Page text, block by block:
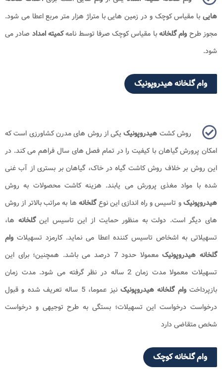
هایی با مقیاس کوچک و در زمین هایی با متراژ هزار متر مربع اعطا می شود.
مجوز طرح وام گلخانهبا مقیاس کوچک صرفا توسط نامهکمیته امداد صادر می
شود.
وام گلخانه هیدروپونیک
روش کشت هیدروپونیک یکی از روش های مدرن کشاورزی است که
امکان پرورش گیاهان با کیفیت را در تمام فصل ‌های سال فراهم می کند. در
این روش بر خلاف روش کاشت گیاه در خاک، گیاهان بر بستری از آب غنی
شده با مواد مغذی پرورش می ‌یابند. هزینه کاشت محصولات به روش
هیدروپونیکو تاسیس و راه اندازی این نوعگلخانه ها به مراتب بالاتر از روش
های دیگر است. دولت به منظور حمایت از این تاسیس اینگلخانه ها،
تسهیلاتی به اشخاص تاسیس کننده اعطا می نماید. کارمزد تسهیلات وام
گلخانه هیدروپونیک
معمولا حدود 7 درصد می باشد. همچنین؛ برای این
تسهیلات معمولا مدت زمان 2 ساله در نظر گرفته می شود. مدت زمان
بازپرداختوام گلخانه هیدروپونیک
نیز عموما، 5 ساله تعریف شده و قبول
درخواست درخواست این تسهیلات؛ بستگی به طرح توجیهی و درخواست
شخص متقاضی دارد
وام گلخانه کوچک